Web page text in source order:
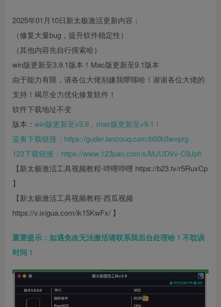
2025年01月10日新太极激活更新内容：
（修复大量bug，提升软件稳定性）
（其他内容先自行摸索哈）
win版更新至3.9.1版本！Mac版更新至9.1版本
由于能力有限，请各位大佬别嫌我啰嗦哈！谢谢各位大佬的
支持！竭尽全力优化修复软件！
软件下载地址不变
版本： win版更新至v3.9，mac版更新至v9.1！
蓝奏下载链接： https://guder.lanzouq.com/b00b3wvprg
123下载链接： https://www.123pan.com/s/MJUDVv-C9Jph
【新太极激活工具视频教程-哔哩哔哩 https://b23.tv/r5RuxCp
】
【新太极激活工具视频教程-西瓜视频
https://v.ixigua.com/ik15KwFx/ 】
重要提示：如遇免改无法激活请联系我后台处理哈！不耽误
时间！